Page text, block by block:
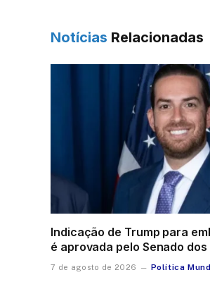
Notícias Relacionadas
Indicação de Trump para
é aprovada pelo Senado dos
7 de agosto de 2026 Política